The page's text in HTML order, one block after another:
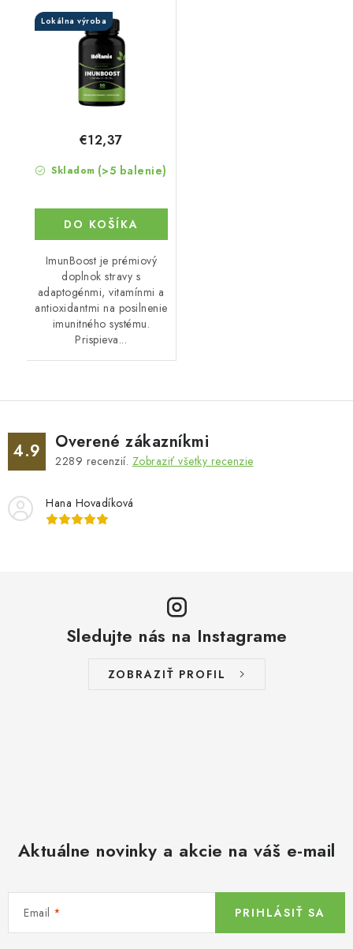
Lokálna výroba
Skladom (>5 balenie)
€12,37
DO KOŠÍKA
ImunBoost je prémiový
doplnok stravy s
adaptogénmi, vitamínmi a
antioxidantmi na posilnenie
imunitného systému.
Prispieva...
4.9 Overené zákazníkmi
2289 recenzií. Zobraziť všetky recenzie
Hana Hovadíková
Sledujte nás na Instagrame
ZOBRAZIŤ PROFIL
Aktuálne novinky a akcie na váš e-mail
Email PRIHLÁSIŤ SA